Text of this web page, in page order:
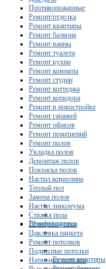
Ремонт/отделка
Ремонт квартиры
Противопожарные
Ремонт/отделка
Ремонт квартиры
Ремонт балкона
Ремонт ванны
Ремонт туалета
Ремонт кухни
Ремонт комнаты
Ремонт студии
Ремонт коттеджа
Ремонт коридора
Ремонт в новостройке
Ремонт гаражей
Ремонт офисов
Ремонт помещений
Ремонт полов
Укладка полов
Демонтаж полов
Покраска полов
Настил ковролина
Теплый пол
Замена полов
Настил линолеума
Стяжка пола
Шлифовка пола
Циклевка паркета
Ремонт потолков
Подвесные потолки
Натяжные потолки